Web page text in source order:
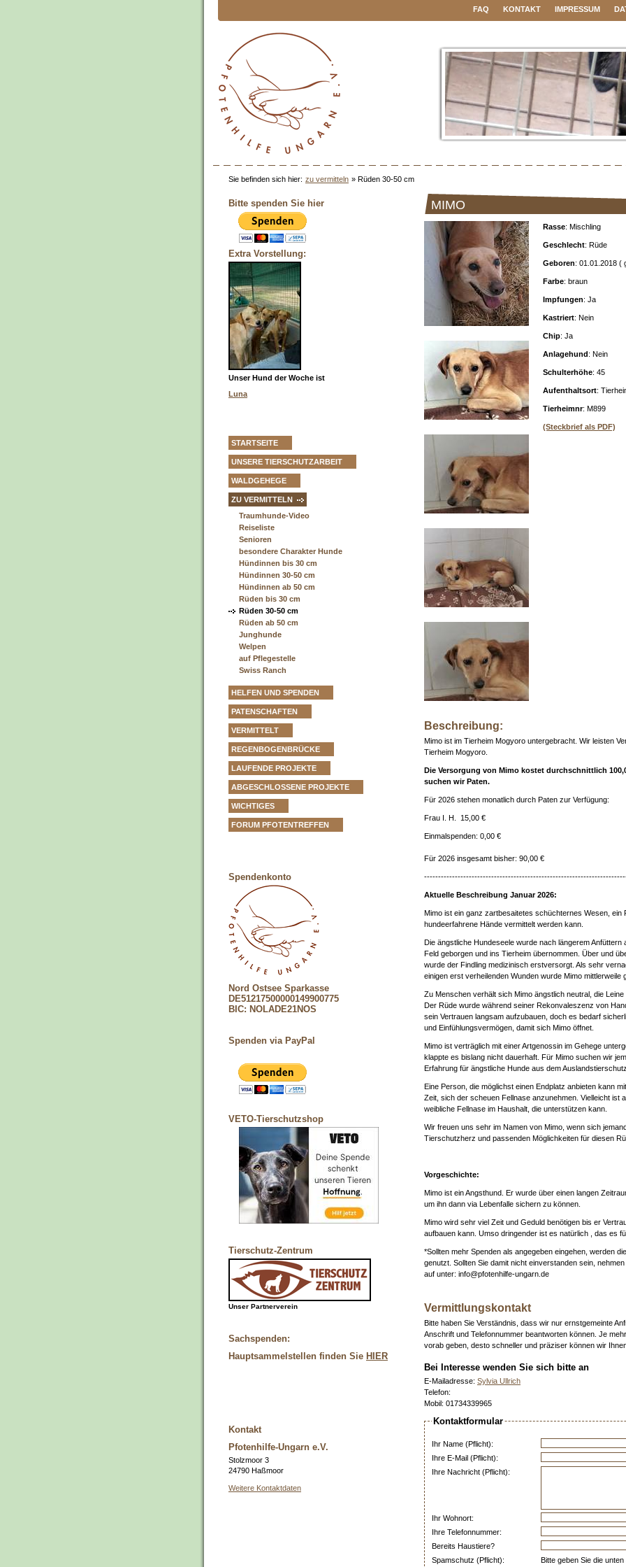
FAQ KONTAKT IMPRESSUM
Sie befinden sich hier: zu vermitteln » Rüden 30-50 cm
Bitte spenden Sie hier
Extra Vorstellung:
Unser Hund der Woche ist
Luna
STARTSEITE
UNSERE TIERSCHUTZARBEIT
WALDGEHEGE
ZU VERMITTELN
Traumhunde-Video
Reiseliste
Senioren
besondere Charakter Hunde
Hündinnen bis 30 cm
Hündinnen 30-50 cm
Hündinnen ab 50 cm
Rüden bis 30 cm
Rüden 30-50 cm
Rüden ab 50 cm
Junghunde
Welpen
auf Pflegestelle
Swiss Ranch
HELFEN UND SPENDEN
PATENSCHAFTEN
VERMITTELT
REGENBOGENBRÜCKE
LAUFENDE PROJEKTE
ABGESCHLOSSENE PROJEKTE
WICHTIGES
FORUM PFOTENTREFFEN
Spendenkonto
Nord Ostsee Sparkasse
DE51217500000149900775
BIC: NOLADE21NOS
Spenden via PayPal
VETO-Tierschutzshop
Tierschutz-Zentrum
Unser Partnerverein
Sachspenden:
Hauptsammelstellen finden Sie HIER
Kontakt
Pfotenhilfe-Ungarn e.V.
Stolzmoor 3
24790 Haßmoor
Weitere Kontaktdaten
MIMO
Rasse: Mischling
Geschlecht: Rüde
Geboren: 01.01.2018 (
Farbe: braun
Impfungen: Ja
Kastriert: Nein
Chip: Ja
Anlagehund: Nein
Schulterhöhe: 45
Aufenthaltsort:
Tierheimnr: M899
(Steckbrief als PDF)
Beschreibung:
Mimo ist im Tierheim Mogyoro untergebracht. Wir leisten
Tierheim Mogyoro.
Die Versorgung von Mimo kostet durchschnittlich
suchen wir Paten.
Für 2026 stehen monatlich durch Paten zur Verfügung:
Frau I. H. 15,00 €
Einmalspenden: 0,00 €
Für 2026 insgesamt bisher: 90,00 €
Aktuelle Beschreibung Januar 2026:
Mimo ist ein ganz zartbesaitetes schüchternes Wesen, ein
hundeerfahrene Hände vermittelt werden kann.
Die ängstliche Hundeseele wurde nach längerem Anfüttern
Feld geborgen und ins Tierheim übernommen. Über und
wurde der Findling medizinisch erstversorgt. Als sehr
einigen erst verheilenden Wunden wurde Mimo mittlerweile
Zu Menschen verhält sich Mimo ängstlich neutral, die Leine
Der Rüde wurde während seiner Rekonvaleszenz von
sein Vertrauen langsam aufzubauen, doch es bedarf
und Einfühlungsvermögen, damit sich Mimo öffnet.
Mimo ist verträglich mit einer Artgenossin im Gehege
klappte es bislang nicht dauerhaft. Für Mimo suchen wir
Erfahrung für ängstliche Hunde aus dem Auslandstierschutz.
Eine Person, die möglichst einen Endplatz anbieten kann
Zeit, sich der scheuen Fellnase anzunehmen. Vielleicht ist
weibliche Fellnase im Haushalt, die unterstützen kann.
Wir freuen uns sehr im Namen von Mimo, wenn sich
Tierschutzherz und passenden Möglichkeiten für diesen
Vorgeschichte:
Mimo ist ein Angsthund. Er wurde über einen langen
um ihn dann via Lebenfalle sichern zu können.
Mimo wird sehr viel Zeit und Geduld benötigen bis er
aufbauen kann. Umso dringender ist es natürlich , das es
*Sollten mehr Spenden als angegeben eingehen, werden
genutzt. Sollten Sie damit nicht einverstanden sein,
auf unter: info@pfotenhilfe-ungarn.de
Vermittlungskontakt
Bitte haben Sie Verständnis, dass wir nur ernstgemeinte
Anschrift und Telefonnummer beantworten können. Je
vorab geben, desto schneller und präziser können wir
Bei Interesse wenden Sie sich bitte an
E-Mailadresse: Sylvia Ullrich
Telefon:
Mobil: 01734339965
Kontaktformular
Ihr Name (Pflicht):
Ihre E-Mail (Pflicht):
Ihre Nachricht (Pflicht):
Ihr Wohnort:
Ihre Telefonnummer:
Bereits Haustiere?
Spamschutz (Pflicht):
Bitte geben Sie die